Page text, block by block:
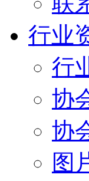
行业
行
协
协
图